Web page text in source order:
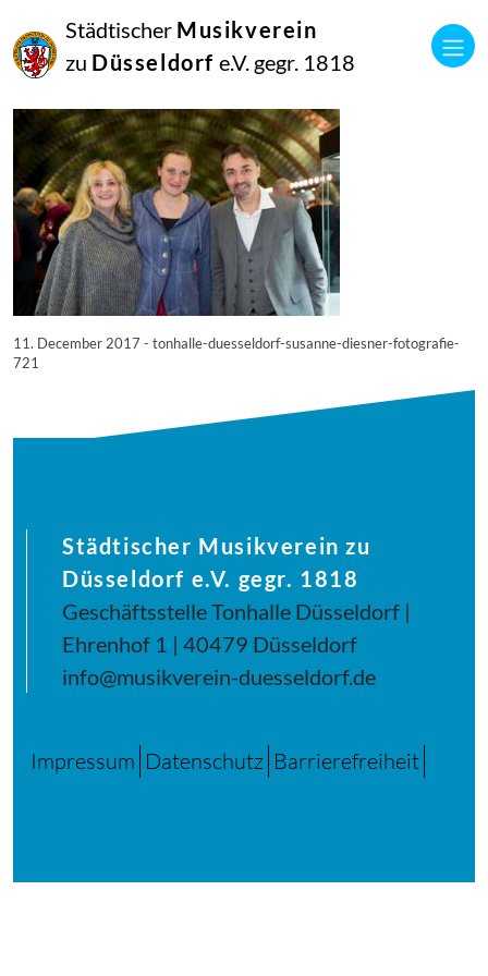
Städtischer Musikverein
zu Düsseldorf e.V. gegr. 1818
Dezember
2017
Netkotec
11. December 2017 - tonhalle-duesseldorf-susanne-diesner-fotografie-
721
Städtischer Musikverein zu
Düsseldorf e.V. gegr. 1818
Geschäftsstelle Tonhalle Düsseldorf |
Ehrenhof 1 | 40479 Düsseldorf
info@musikverein-duesseldorf.de
Impressum Datenschutz Barrierefreiheit